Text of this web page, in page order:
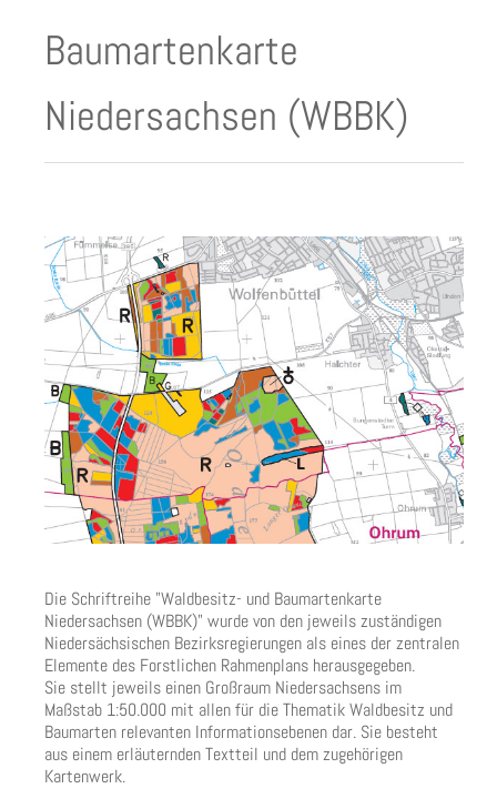
Baumartenkarte
Niedersachsen (WBBK)
Die Schriftreihe "Waldbesitz- und Baumartenkarte
Niedersachsen (WBBK)" wurde von den jeweils zuständigen
Niedersächsischen Bezirksregierungen als eines der zentralen
Elemente des Forstlichen Rahmenplans herausgegeben.
Sie stellt jeweils einen Großraum Niedersachsens im
Maßstab 1:50.000 mit allen für die Thematik Waldbesitz und
Baumarten relevanten Informationsebenen dar. Sie besteht
aus einem erläuternden Textteil und dem zugehörigen
Kartenwerk.